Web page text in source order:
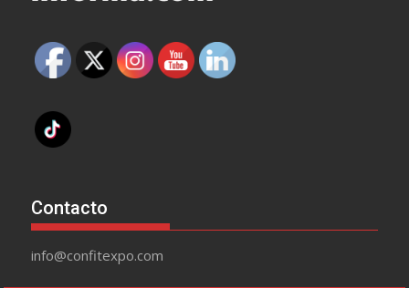
Contacto
info@confitexpo.com